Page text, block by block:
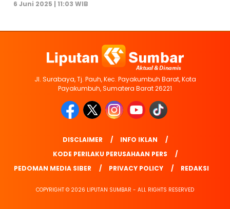
6 Juni 2025 | 11:03 WIB
Jl. Surabaya, Tj. Pauh, Kec. Payakumbuh Barat, Kota
Payakumbuh, Sumatera Barat 26221
DISCLAIMER
INFO IKLAN
KODE PERILAKU PERUSAHAAN PERS
PEDOMAN MEDIA SIBER
PRIVACY POLICY REDAKSI
COPYRIGHT © 2026 LIPUTAN SUMBAR - ALL RIGHTS RESERVED